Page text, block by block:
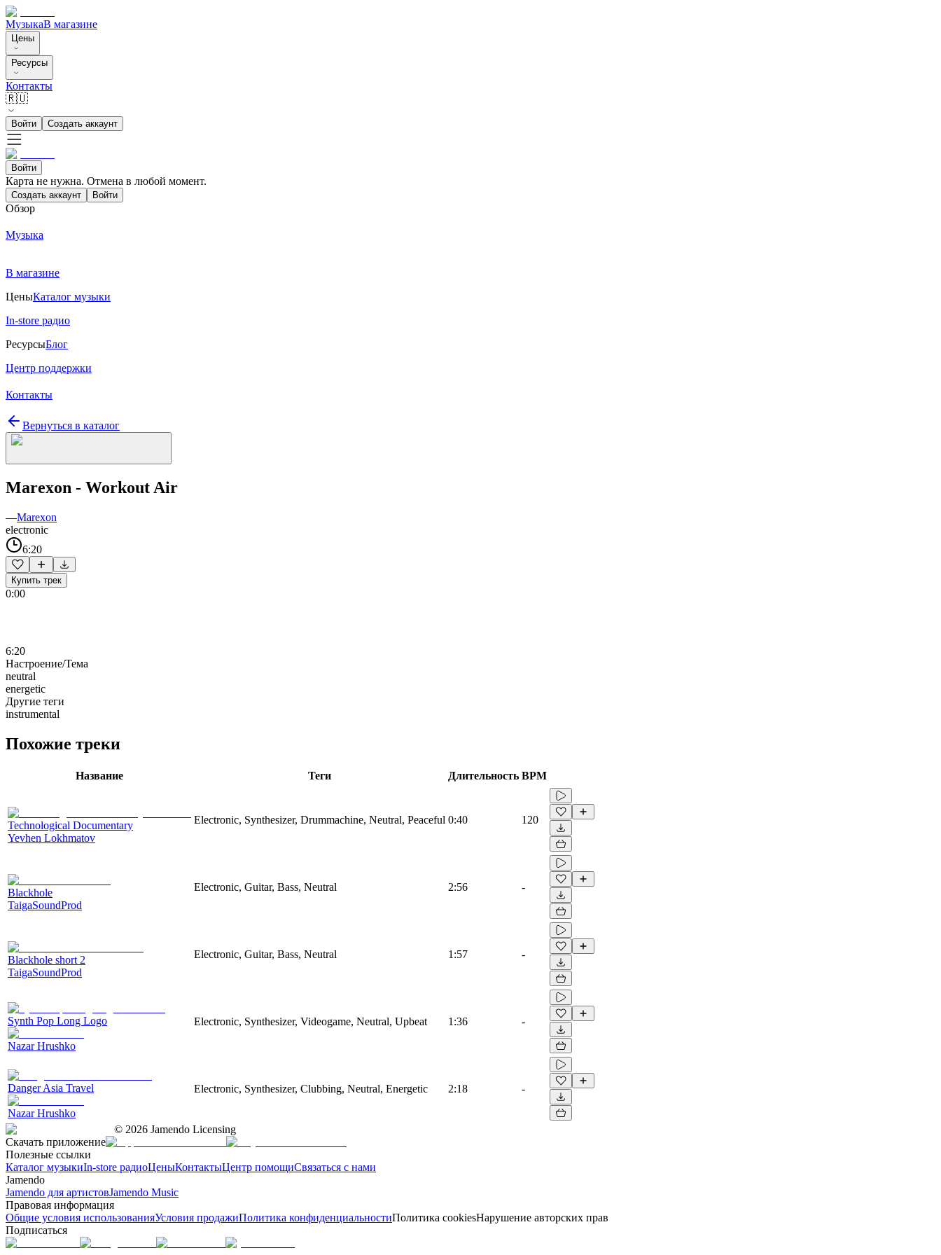
МузыкаВ магазине
Цены
Ресурсы
Контакты
🇷🇺
Войти Создать аккаунт
Войти
Карта не нужна. Отмена в любой момент.
Создать аккаунт Войти
Обзор
Музыка
В магазине
ЦеныКаталог музыки
In-store радио
РесурсыБлог
Центр поддержки
Контакты
Вернуться в каталог
Marexon - Workout Air
—Marexon
electronic
6:20
Купить трек
0:00
6:20
Настроение/Тема
neutral
energetic
Другие теги
instrumental
Похожие треки
Название Теги Длительность BPM
Technological Documentary
Yevhen Lokhmatov
Electronic, Synthesizer, Drummachine, Neutral, Peaceful 0:40 120
Blackhole
TaigaSoundProd
Electronic, Guitar, Bass, Neutral 2:56 -
Blackhole short 2
TaigaSoundProd
Electronic, Guitar, Bass, Neutral 1:57 -
Synth Pop Long Logo
Nazar Hrushko
Electronic, Synthesizer, Videogame, Neutral, Upbeat 1:36 -
Danger Asia Travel
Nazar Hrushko
Electronic, Synthesizer, Clubbing, Neutral, Energetic 2:18 -
© 2026 Jamendo Licensing
Скачать приложение
Полезные ссылки
Каталог музыкиIn-store радиоЦеныКонтактыЦентр помощиСвязаться с нами
Jamendo
Jamendo для артистовJamendo Music
Правовая информация
Общие условия использованияУсловия продажиПолитика конфиденциальностиПолитика cookiesНарушение авторских прав
Подписаться